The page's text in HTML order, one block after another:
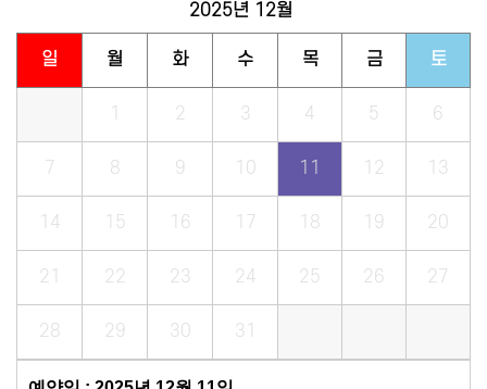
2025년 12월
일 월 화 수 목 금 토
1 2 3 4 5 6
7 8 9 10 11 12 13
14 15 16 17 18 19 20
21 22 23 24 25 26 27
28 29 30 31